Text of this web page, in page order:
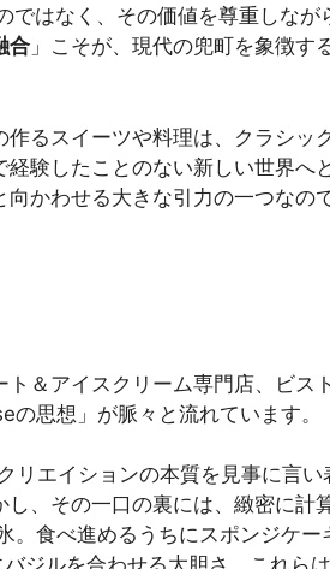
はなく、その価値を尊重しなが
合 」こそが、現代の兜町を象徴す
るスイーツや料理は、クラシッ
験したことのない新しい世界へ
かわせる大きな引力の一つなので
＆アイスクリーム専門店、ビス
思想」が脈々と流れています。
リエイションの本質を見事に言い
、その一口の裏には、緻密に計
食べ進めるうちにスポンジケー